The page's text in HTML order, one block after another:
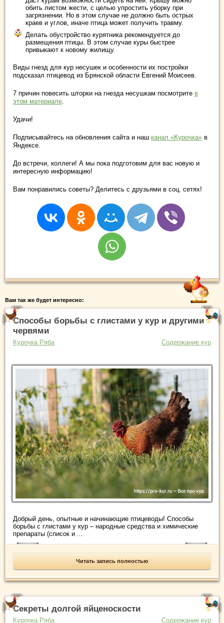
обить листом жести, с целью упростить уборку при
загрязнении. Но в этом случае не должно быть острых
краев и углов, иначе птица может получить травму.
Делать обустройство курятника рекомендуется до
размещения птицы. В этом случае куры быстрее
привыкают к новому жилищу.
Виды гнезд для кур несушек и особенности их постройки
подсказал птицевод из Брянской области Евгений Моисеев.
7 причин повесить шторки на гнезда несушкам посмотрите в
этом материале.
Удачи!
Подписывайтесь на обновления сайта и наш канал «Курочка» в
Яндексе.
До встречи, коллеги! А мы пока подготовим для вас новую и
интересную информацию!
Вам понравились советы? Делитесь с друзьями в соц. сетях!
Вам так же будет интересно:
Способы борьбы с глистами у кур и другими
червями
Курочка Ряба Содержание кур
Добрый день, опытные и начинающие птицеводы! Способы
борьбы с глистами у кур – народные средства и химические
препараты (список и ...
Читать запись полностью
Секреты долгой яйценоскости
Курочка Ряба Содержание кур